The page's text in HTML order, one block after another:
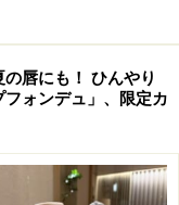
む
唇にも！ ひんやり
ォンデュ」、限定カ